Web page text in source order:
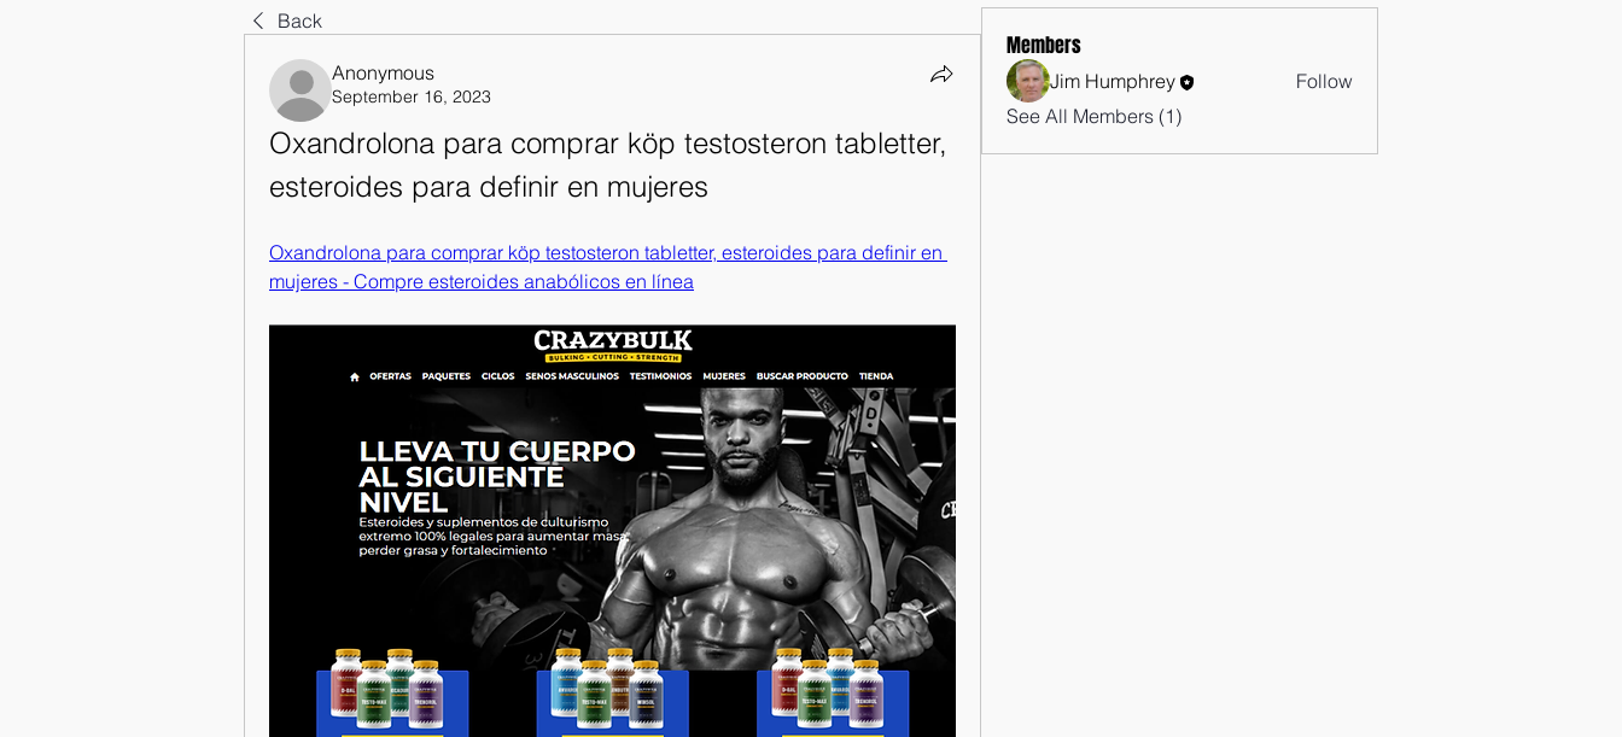
Back
Anonymous
September 16, 2023
Oxandrolona para comprar köp testosteron tabletter,
esteroides para definir en mujeres
Oxandrolona para comprar köp testosteron tabletter, esteroides para definir en
mujeres - Compre esteroides anabólicos en línea
Members
Jim Humphrey
Follow
See All Members (1)